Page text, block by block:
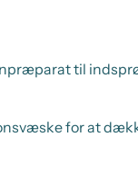
til
for at